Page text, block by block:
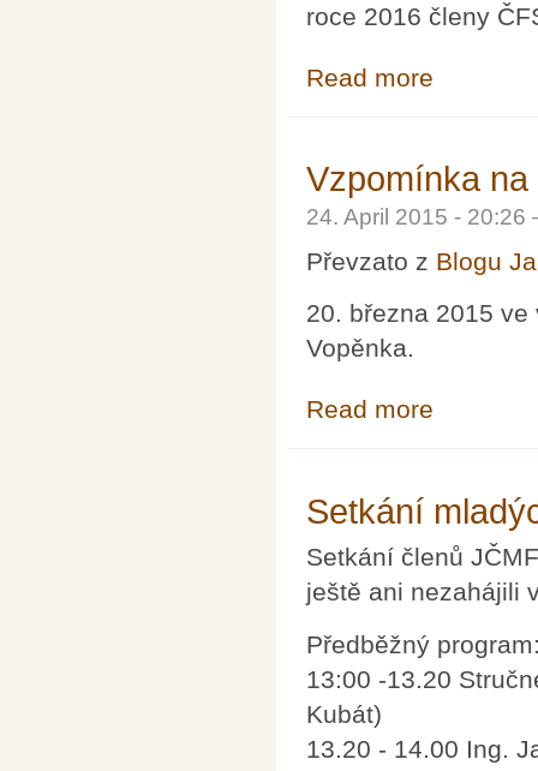
roce 2016 členy
Read more
Vzpomínka na
24. April 2015 -
Převzato z Blogu
20. března 2015
Vopěnka.
Read more
Setkání
Setkání členů
ještě ani nezahájili
Předběžný
13:00 -13.20
Kubát)
13.20 - 14.00 Ing.